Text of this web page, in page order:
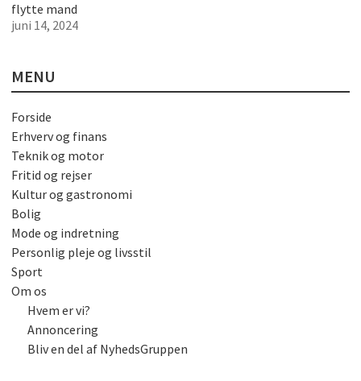
flytte mand
juni 14, 2024
MENU
Forside
Erhverv og finans
Teknik og motor
Fritid og rejser
Kultur og gastronomi
Bolig
Mode og indretning
Personlig pleje og livsstil
Sport
Om os
Hvem er vi?
Annoncering
Bliv en del af NyhedsGruppen